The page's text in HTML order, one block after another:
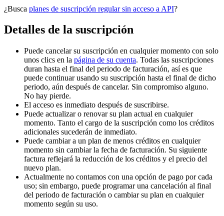
¿Busca planes de suscripción regular sin acceso a API?
Detalles de la suscripción
Puede cancelar su suscripción en cualquier momento con solo
unos clics en la página de su cuenta. Todas las suscripciones
duran hasta el final del periodo de facturación, así es que
puede continuar usando su suscripción hasta el final de dicho
periodo, aún después de cancelar. Sin compromiso alguno.
No hay pierde.
El acceso es inmediato después de suscribirse.
Puede actualizar o renovar su plan actual en cualquier
momento. Tanto el cargo de la suscripción como los créditos
adicionales sucederán de inmediato.
Puede cambiar a un plan de menos créditos en cualquier
momento sin cambiar la fecha de facturación. Su siguiente
factura reflejará la reducción de los créditos y el precio del
nuevo plan.
Actualmente no contamos con una opción de pago por cada
uso; sin embargo, puede programar una cancelación al final
del periodo de facturación o cambiar su plan en cualquier
momento según su uso.